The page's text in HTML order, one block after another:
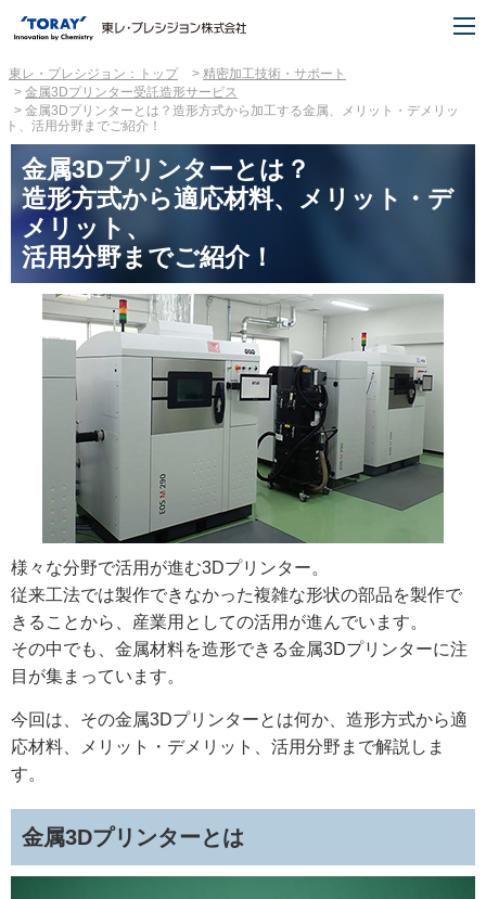
東レ・プレシジョン：トップ
精密加工技術・サポート
金属3Dプリンター受託造形サービス
金属3Dプリンターとは？造形方式から加工する金属、メリット・デメリッ
ト、活用分野までご紹介！
金属3Dプリンターとは？
造形方式から適応材料、メリット・デ
メリット、
活用分野までご紹介！
様々な分野で活用が進む3Dプリンター。
従来工法では製作できなかった複雑な形状の部品を製作で
きることから、産業用としての活用が進んでいます。
その中でも、金属材料を造形できる金属3Dプリンターに注
目が集まっています。
今回は、その金属3Dプリンターとは何か、造形方式から適
応材料、メリット・デメリット、活用分野まで解説しま
す。
金属3Dプリンターとは